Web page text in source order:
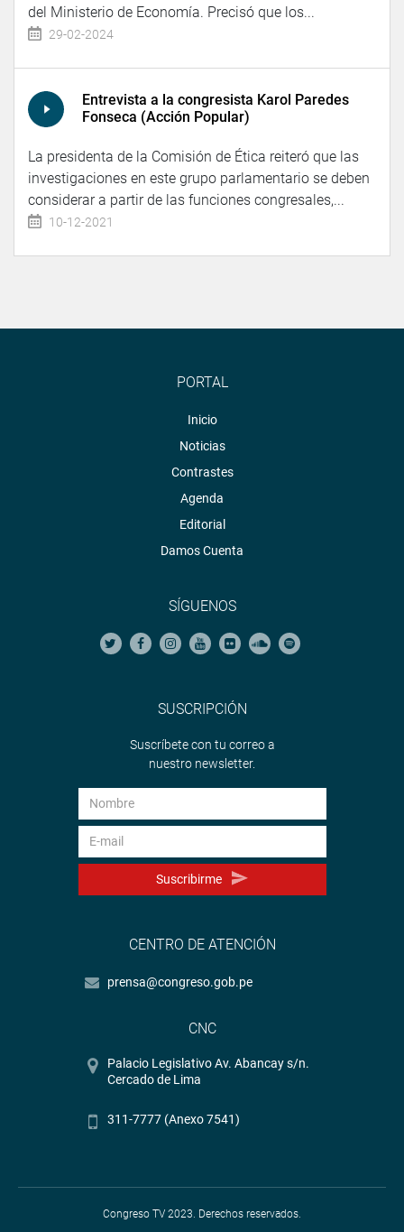
del Ministerio de Economía. Precisó que los...
29-02-2024
Entrevista a la congresista Karol Paredes
Fonseca (Acción Popular)
La presidenta de la Comisión de Ética reiteró que las
investigaciones en este grupo parlamentario se deben
considerar a partir de las funciones congresales,...
10-12-2021
PORTAL
Inicio
Noticias
Contrastes
Agenda
Editorial
Damos Cuenta
SÍGUENOS
SUSCRIPCIÓN
Suscríbete con tu correo a
nuestro newsletter.
Suscribirme
CENTRO DE ATENCIÓN
prensa@congreso.gob.pe
CNC
Palacio Legislativo Av. Abancay s/n.
Cercado de Lima
311-7777 (Anexo 7541)
Congreso TV 2023. Derechos reservados.